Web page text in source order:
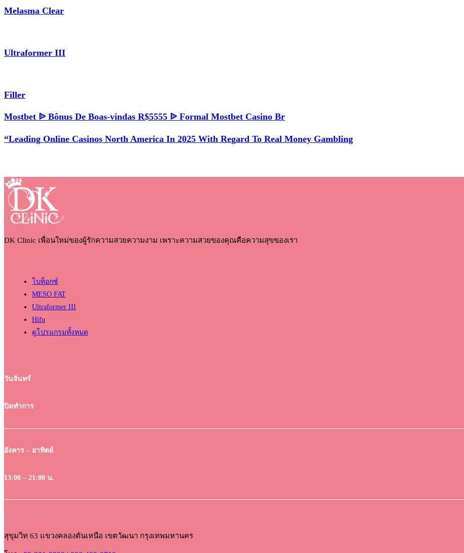
Melasma Clear
Ultraformer III
Filler
Mostbet ᐉ Bônus De Boas-vindas R$5555 ᐉ Formal Mostbet Casino Br
“Leading Online Casinos North America In 2025 With Regard To Real Money Gambling
DK Clinic เพื่อนใหม่ของผู้รักความสวยความงาม เพราะความสวยของคุณคือความสุขของเรา
โบท็อกซ์
MESO FAT
Ultraformer III
Hifu
ดูโปรแกรมทั้งหมด
วันจันทร์
ปิดทำการ
อังคาร – อาทิตย์
13:00 – 21:00 น.
สุขุมวิท 63 แขวงคลองตันเหนือ เขตวัฒนา กรุงเทพมหานคร